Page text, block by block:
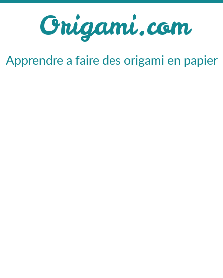
Apprendre a faire des origami en papier
Origami.com